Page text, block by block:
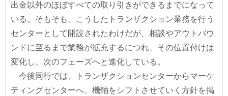
出金以外のほぼすべての取り引きができるまでになって
いる。そもそも、こうしたトランザクション業務を行う
センターとして開設されたわけだが、相談やアウトバウ
ンドに至るまで業務が拡充するにつれ、その位置付けは
変化し、次のフェーズへと進化している。
今後同行では、トランザクションセンターからマーケ
ティングセンターへ、機軸をシフトさせていく方針を掲